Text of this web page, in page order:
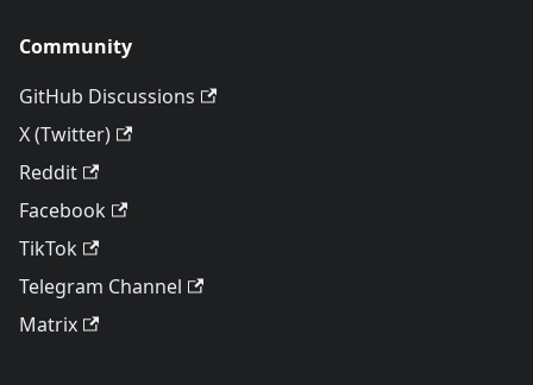
Community
GitHub Discussions
X (Twitter)
Reddit
Facebook
TikTok
Telegram Channel
Matrix